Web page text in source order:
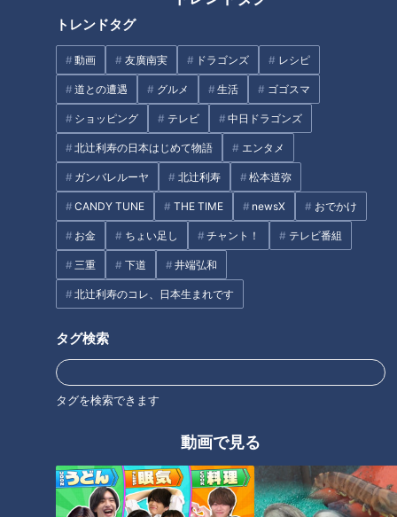
トレンドタグ
動画 友廣南実 ドラゴンズ レシピ
道との遭遇 グルメ 生活 ゴゴスマ
ショッピング テレビ 中日ドラゴンズ
北辻利寿の日本はじめて物語 エンタメ
ガンバレルーヤ 北辻利寿 松本道弥
CANDY TUNE THE TIME newsX おでかけ
お金 ちょい足し チャント！ テレビ番組
三重 下道 井端弘和
北辻利寿のコレ、日本生まれです
タグ検索
タグを検索できます
動画で見る
大学院で水産研究を行うために大紀町を訪れたことがきっかけ
で漁師になったという異色の経歴の持ち主。釣り堀の運営は河
野さんにとって新たなチャレンジです。
（代表・河野侑太郎さん）
「錦は養殖業が盛んでして、ブリとかマダイが釣れるんですけ
ど、漁師ならではの魚も用意しています」
CBCテレビ『チャント！』よしお兄さんのもっと“みえ”推し
実際に、よしお兄さんがマダイとブリの釣りを体験すると、さ
っそく竿に反応が！初心者でもわずかな時間で簡単に釣ること
ができました。